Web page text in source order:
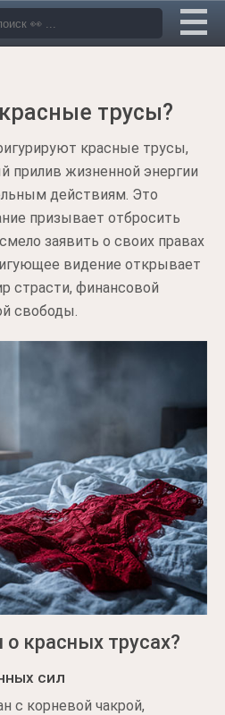
трусы?
красные трусы,
прилив жизненной энергии
действиям. Это
призывает отбросить
заявить о своих правах
видение открывает
страсти, финансовой
свободы.
о красных трусах?
сил
с корневой чакрой,